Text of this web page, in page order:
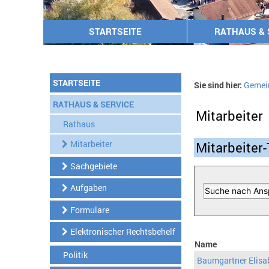
STARTSEITE RATHAUS &
STARTSEITE
RATHAUS & SERVICE
Rathaus
Mitarbeiter
Sachgebiete
Aufgaben
Formulare
Elektronischer Rechtsbehelf
Politik
Sie sind hier:
Mitarbeiter
Name
Baumgartner